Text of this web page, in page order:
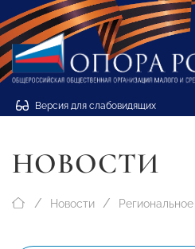
Версия для слабовидящих
НОВОСТИ
Новости